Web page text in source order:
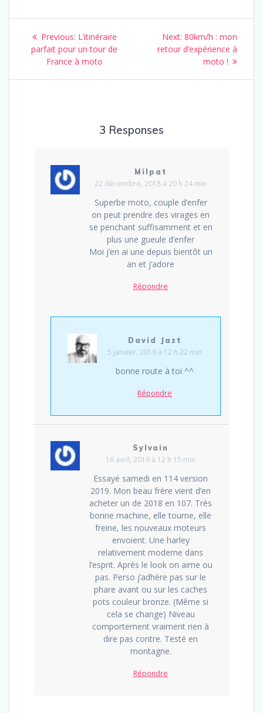
Navigation
l’article
Previous: Previous
post:
L’itinéraire
parfait pour un tour de
France à moto
Next: Next
post:
80km/h : mon
retour d’expérience à
moto !
3 Responses
Milpat
22 décembre, 2018 à 20 h 24 min
Superbe moto, couple d’enfer
on peut prendre des virages en
se penchant suffisamment et en
plus une gueule d’enfer
Moi j’en ai une depuis bientôt un
an et j’adore
Répondre
David Jazt
5 janvier, 2019 à 12 h 22 min
bonne route à toi ^^
Répondre
Sylvain
16 avril, 2019 à 12 h 15 min
Essayé samedi en 114 version
2019. Mon beau frère vient d’en
acheter un de 2018 en 107. Très
bonne machine, elle tourne, elle
freine, les nouveaux moteurs
envoient. Une harley
relativement moderne dans
l’esprit. Après le look on aime ou
pas. Perso j’adhère pas sur le
phare avant ou sur les caches
pots couleur bronze. (Même si
cela se change) Niveau
comportement vraiment rien à
dire pas contre. Testé en
montagne.
Répondre